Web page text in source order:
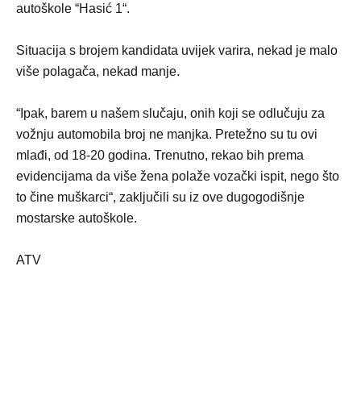
autoškole “Hasić 1“.
Situacija s brojem kandidata uvijek varira, nekad je malo
više polagača, nekad manje.
“Ipak, barem u našem slučaju, onih koji se odlučuju za
vožnju automobila broj ne manjka. Pretežno su tu ovi
mlađi, od 18-20 godina. Trenutno, rekao bih prema
evidencijama da više žena polaže vozački ispit, nego što
to čine muškarci“, zaključili su iz ove dugogodišnje
mostarske autoškole.
ATV